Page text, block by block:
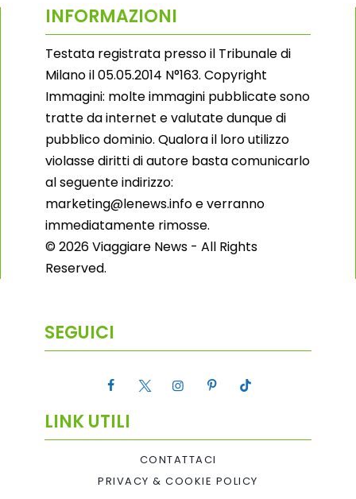
INFORMAZIONI
Testata registrata presso il Tribunale di
Milano il 05.05.2014 N°163. Copyright
Immagini: molte immagini pubblicate sono
tratte da internet e valutate dunque di
pubblico dominio. Qualora il loro utilizzo
violasse diritti di autore basta comunicarlo
al seguente indirizzo:
marketing@lenews.info e verranno
immediatamente rimosse.
© 2026 Viaggiare News - All Rights
Reserved.
SEGUICI
LINK UTILI
CONTATTACI
PRIVACY & COOKIE POLICY